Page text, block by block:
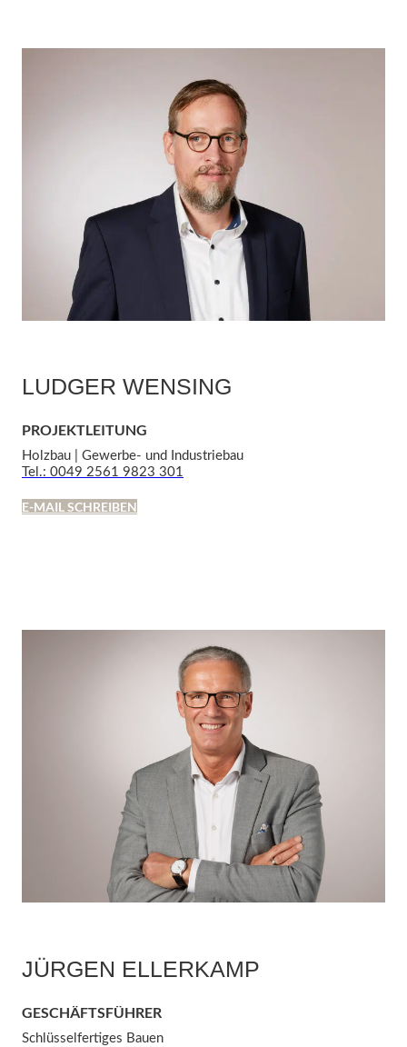
LUDGER WENSING
PROJEKTLEITUNG
Holzbau | Gewerbe- und Industriebau
Tel.: 0049 2561 9823 301
E-MAIL SCHREIBEN
JÜRGEN ELLERKAMP
GESCHÄFTSFÜHRER
Schlüsselfertiges Bauen